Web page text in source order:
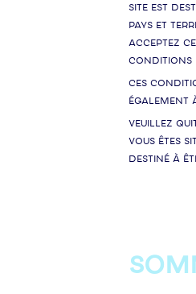
Site est
pays et
acceptez
conditions
Ces
également
Veuillez
vous êtes
destiné à